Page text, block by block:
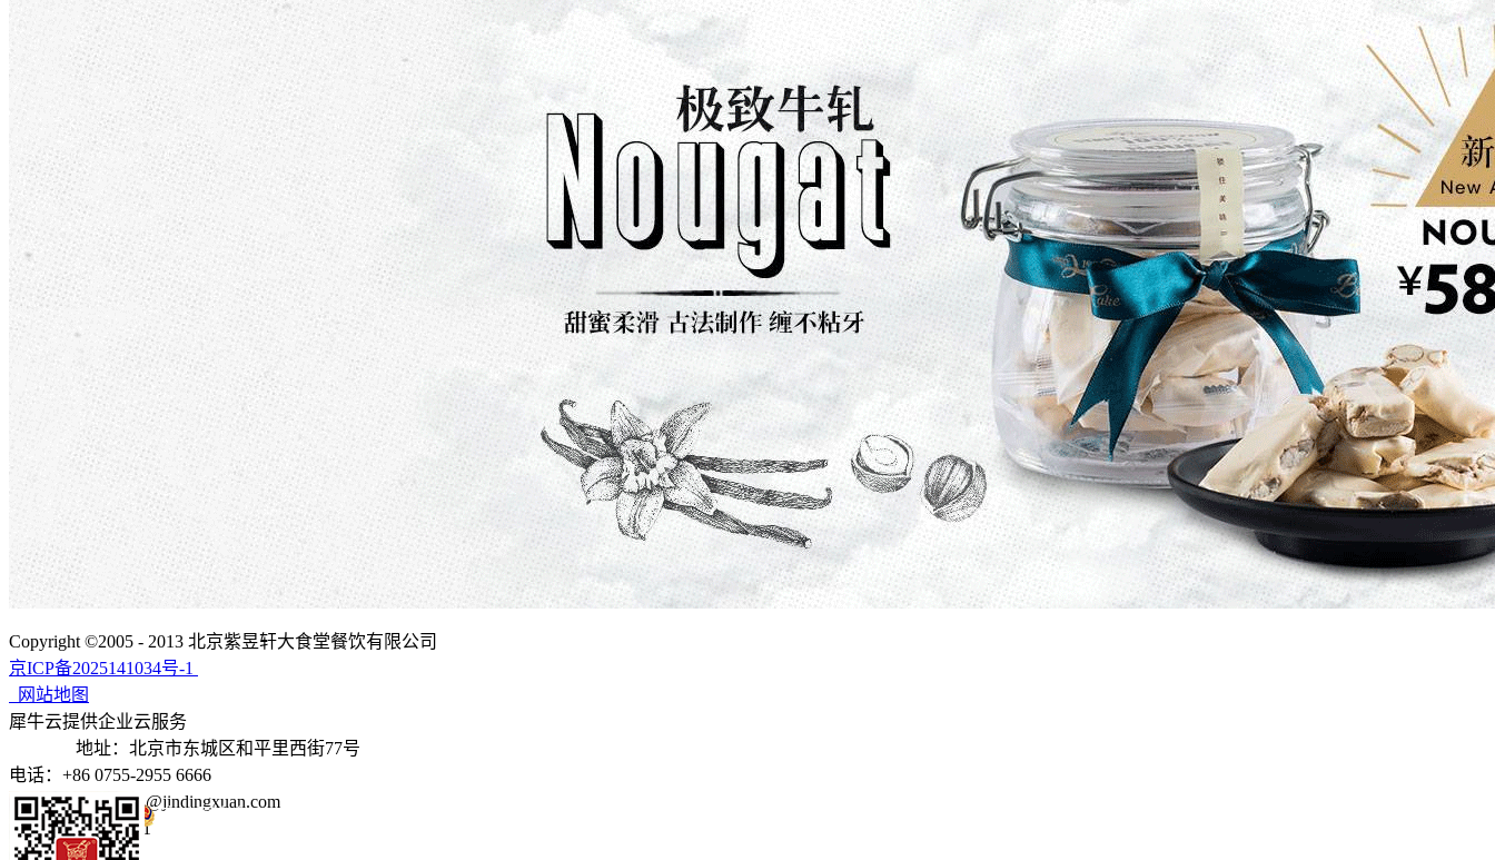
Copyright ©2005 - 2013 北京紫昱轩大食堂餐饮有限公司
京ICP备2025141034号-1
网站地图
犀牛云提供企业云服务
地址：北京市东城区和平里西街77号
电话：+86 0755-2955 6666
邮箱：jindingxuan@jindingxuan.com
电话：4006766111
京公网安备 11010502035345号